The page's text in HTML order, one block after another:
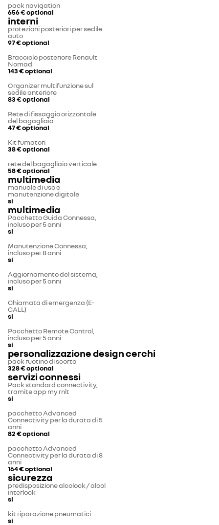
pack navigation
656 €optional
interni
protezioni posteriori per sedile
auto
97 €optional
Bracciolo posteriore Renault
Nomad
143 €optional
Organizer multifunzione sul
sedile anteriore
83 €optional
Rete di fissaggio orizzontale
del bagagliaio
47 €optional
Kit fumatori
38 €optional
rete del bagagliaio verticale
58 €optional
multimedia
manuale di uso e
manutenzione digitale
si
multimedia
Pacchetto Guida Connessa,
incluso per 5 anni
si
Manutenzione Connessa,
incluso per 8 anni
si
Aggiornamento del sistema,
incluso per 5 anni
si
Chiamata di emergenza (E-
CALL)
si
Pacchetto Remote Control,
incluso per 5 anni
si
personalizzazione design cerchi
pack ruotino di scorta
328 €optional
servizi connessi
Pack standard connectivity,
tramite app my rnlt
si
pacchetto Advanced
Connectivity per la durata di 5
anni
82 €optional
pacchetto Advanced
Connectivity per la durata di 8
anni
164 €optional
sicurezza
predisposizione alcolock / alcol
interlock
si
kit riparazione pneumatici
si